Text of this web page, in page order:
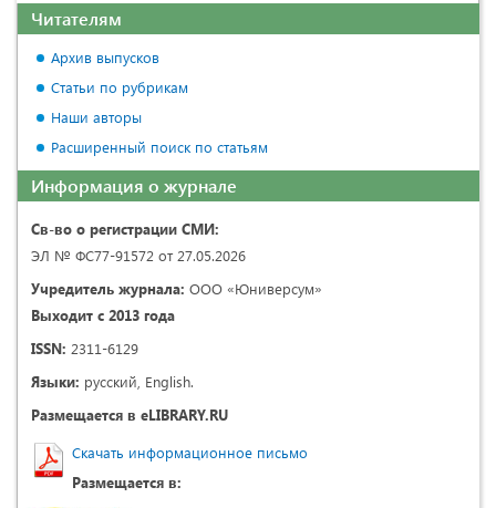
Читателям
Архив выпусков
Статьи по рубрикам
Наши авторы
Расширенный поиск по статьям
Информация о журнале
Св-во о регистрации СМИ:
ЭЛ № ФС77-91572 от 27.05.2026
Учредитель журнала: ООО «Юниверсум»
Выходит с 2013 года
ISSN: 2311-6129
Языки: русский, English.
Размещается в eLIBRARY.RU
Скачать информационное письмо
Размещается в: